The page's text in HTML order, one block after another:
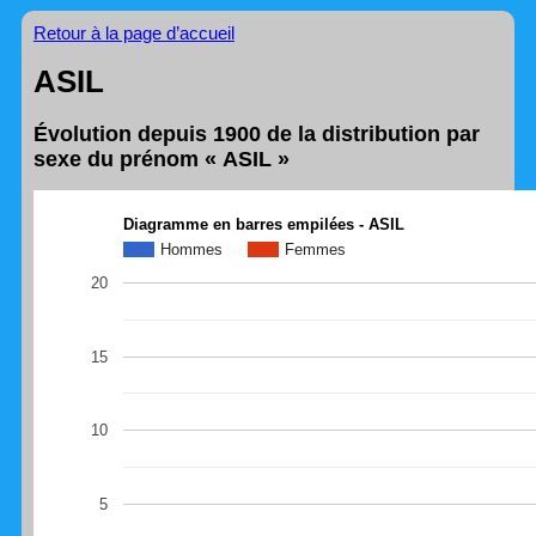
Retour à la page d’accueil
ASIL
Évolution depuis 1900 de la distribution par
sexe du prénom « ASIL »
Diagramme en barres empilées - ASIL
Hommes
Femmes
5
10
15
20